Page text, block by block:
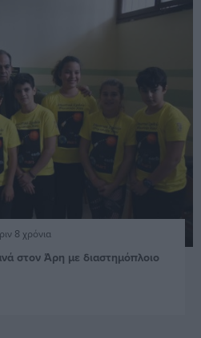
8 χρόνια
στον Άρη με διαστημόπλοιο